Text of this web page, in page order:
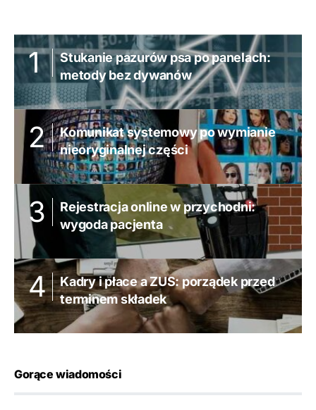
Stukanie pazurów psa po panelach:
metody bez dywanów
Komunikat systemowy po wymianie
nieoryginalnej części
Rejestracja online w przychodni:
wygoda pacjenta
Kadry i płace a ZUS: porządek przed
terminem składek
Gorące wiadomości